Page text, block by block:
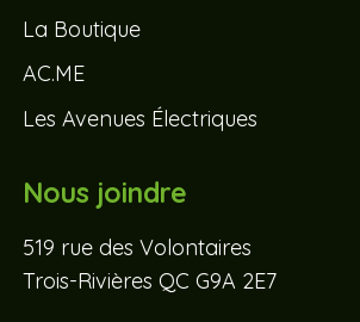
La Boutique
AC.ME
Les Avenues Électriques
Nous joindre
519 rue des Volontaires
Trois-Rivières QC G9A 2E7